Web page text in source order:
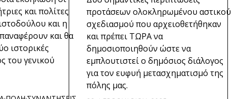
και πολίτες
και η
και θα
ιστορικές
του γενικού
προτάσεων ολοκληρωμένου αστικού
σχεδιασμού που αρχειοθετήθηκαν
και πρέπει ΤΩΡΑ να
δημοσιοποιηθούν ώστε να
εμπλουτιστεί ο δημόσιος διάλογος
για τον ευφυή μετασχηματισμό της
πόλης μας.